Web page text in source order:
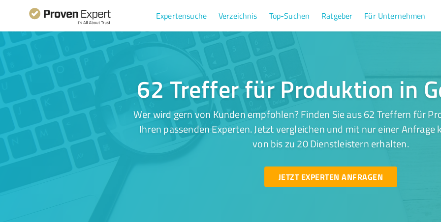
Expertensuche Verzeichnis Top-Suchen Ratgeber Für Unternehmen
62 Treffer für Produktion in
Wer wird gern von Kunden empfohlen? Finden Sie aus 62 Treffern für
Ihren passenden Experten. Jetzt vergleichen und mit nur einer Anfrage
von bis zu 20 Dienstleistern erhalten.
JETZT EXPERTEN ANFRAGEN